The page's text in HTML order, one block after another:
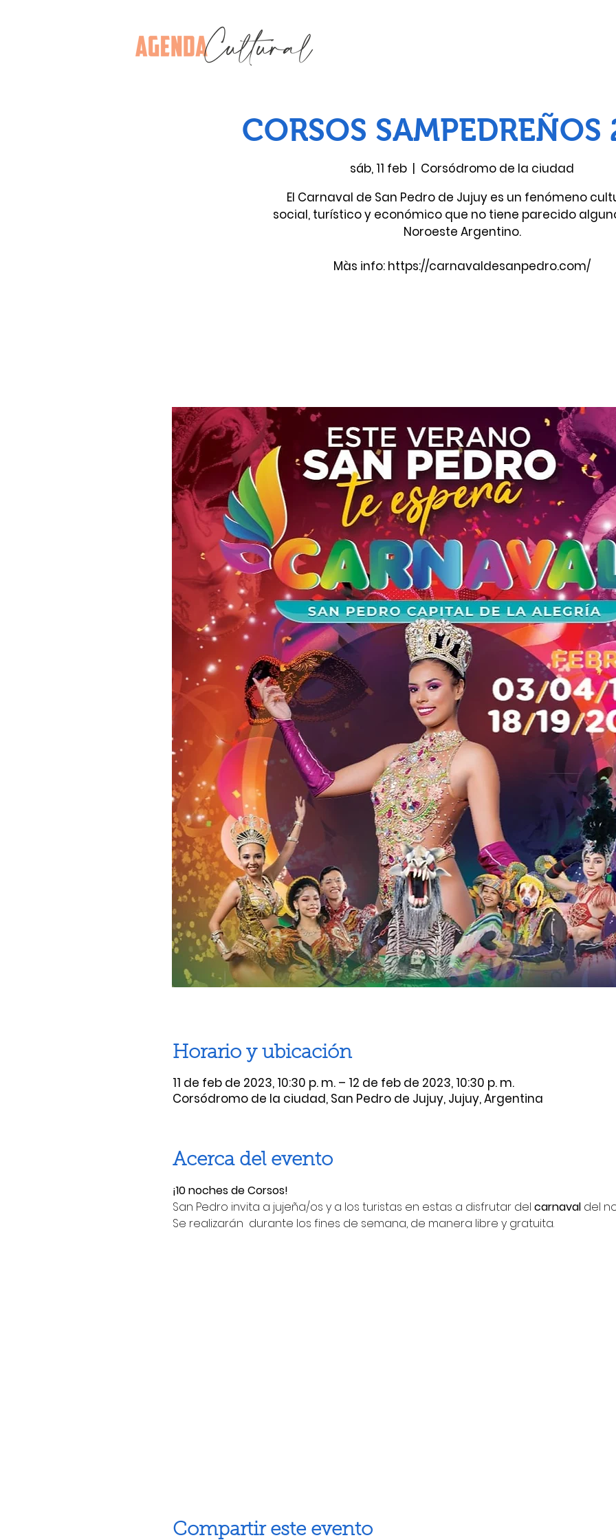
CORSOS
sáb, 11 feb
  |
Corsódromo de la ciudad
El Carnaval de San Pedro de Jujuy es un fenómeno
social, turístico y económico que no tiene parecido
Noroeste Argentino.
Màs info: https://carnavaldesanpedro.com/
Horario y ubicación
11 de feb de 2023, 10:30 p. m. – 12 de feb de 2023, 10:30 p. m.
Corsódromo de la ciudad, San Pedro de Jujuy, Jujuy, Argentina
Acerca del evento
¡10 noches de Corsos!
San Pedro invita a jujeña/os y a los turistas en estas a disfrutar del carnaval del
Se realizarán  durante los fines de semana, de manera libre y gratuita.
Compartir este evento